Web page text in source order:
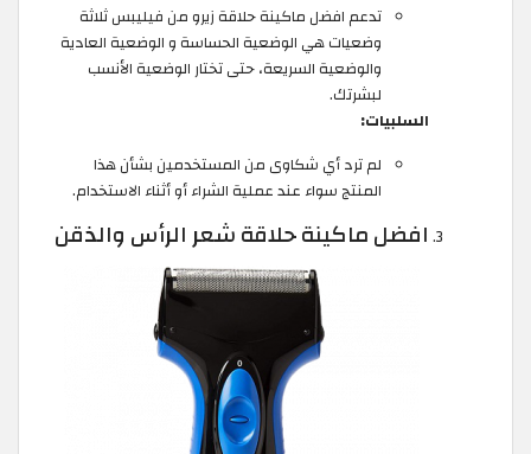
تدعم افضل ماكينة حلاقة زيرو من فيليبس ثلاثة
وضعيات هي الوضعية الحساسة و الوضعية العادية
والوضعية السريعة، حتى تختار الوضعية الأنسب
لبشرتك.
السلبيات:
لم ترد أي شكاوى من المستخدمين بشأن هذا
المنتج سواء عند عملية الشراء أو أثناء الاستخدام.
افضل ماكينة حلاقة شعر الرأس والذقن